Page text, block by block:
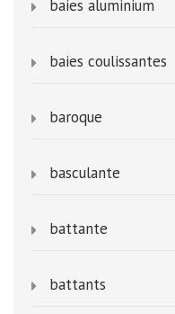
baies aluminium
baies coulissantes
baroque
basculante
battante
battants